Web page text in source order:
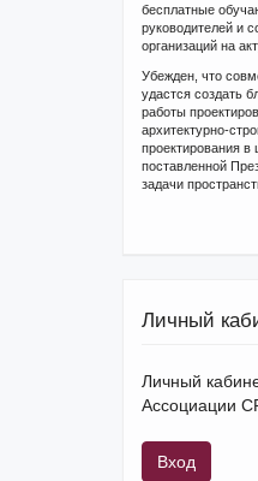
бесплатные
руководителей и
организаций на
Убежден, что
удастся создать
работы
архитектурно-
проектирования в
поставленной
задачи
Личный
Личный
Ассоциации
Вход